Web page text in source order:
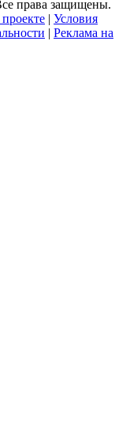
права защищены.
| Условия
| Реклама на